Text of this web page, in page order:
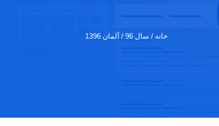
خانه / سال 96 / آلمان 1396